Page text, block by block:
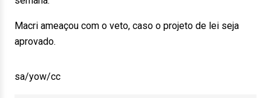
Macri ameaçou com o veto, caso o projeto de lei seja
aprovado.
sa/yow/cc